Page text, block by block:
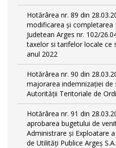
Hotărârea nr. 89 din
modificarea și completarea
Judetean Arges nr. 102/
taxelor si tarifelor locale ce
anul 2022
Hotărârea nr. 90 din
majorarea indemnizației
Autorității Teritoriale de
Hotărârea nr. 91 din
aprobarea bugetului de
Administrare și Exploatare
de Utilități Publice Argeș